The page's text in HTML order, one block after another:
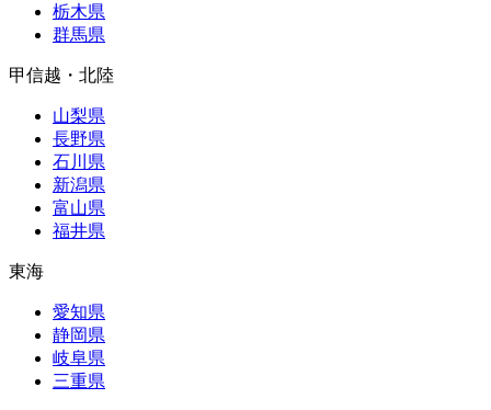
栃木県
群馬県
甲信越・北陸
山梨県
長野県
石川県
新潟県
富山県
福井県
東海
愛知県
静岡県
岐阜県
三重県